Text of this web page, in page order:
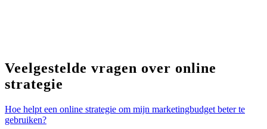
Veelgestelde vragen over online
strategie
Hoe helpt een online strategie om mijn marketingbudget beter te
gebruiken?